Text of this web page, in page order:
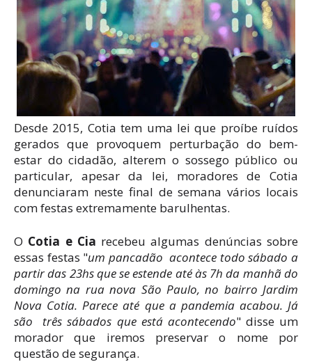
Desde 2015, Cotia tem uma lei que proíbe ruídos
gerados que provoquem perturbação do bem-
estar do cidadão, alterem o sossego público ou
particular, apesar da lei, moradores de Cotia
denunciaram neste final de semana vários locais
com festas extremamente barulhentas.
O Cotia e Cia recebeu algumas denúncias sobre
essas festas "um pancadão acontece todo sábado a
partir das 23hs que se estende até às 7h da manhã do
domingo na rua nova São Paulo, no bairro Jardim
Nova Cotia. Parece até que a pandemia acabou. Já
são três sábados que está acontecendo" disse um
morador que iremos preservar o nome por
questão de segurança.